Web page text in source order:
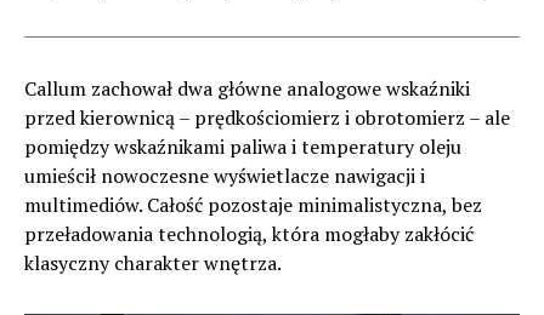
Callum zachował dwa główne analogowe wskaźniki
przed kierownicą – prędkościomierz i obrotomierz – ale
pomiędzy wskaźnikami paliwa i temperatury oleju
umieścił nowoczesne wyświetlacze nawigacji i
multimediów. Całość pozostaje minimalistyczna, bez
przeładowania technologią, która mogłaby zakłócić
klasyczny charakter wnętrza.